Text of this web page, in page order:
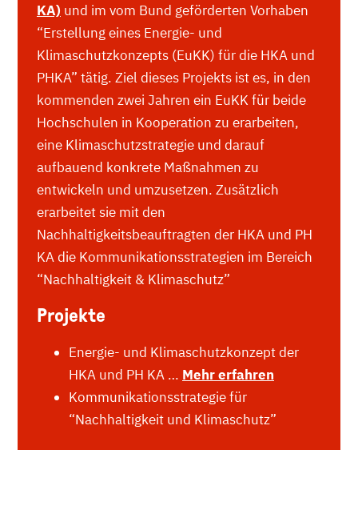
KA) und im vom Bund geförderten Vorhaben
“Erstellung eines Energie- und
Klimaschutzkonzepts (EuKK) für die HKA und
PHKA” tätig. Ziel dieses Projekts ist es, in den
kommenden zwei Jahren ein EuKK für beide
Hochschulen in Kooperation zu erarbeiten,
eine Klimaschutzstrategie und darauf
aufbauend konkrete Maßnahmen zu
entwickeln und umzusetzen. Zusätzlich
erarbeitet sie mit den
Nachhaltigkeitsbeauftragten der HKA und PH
KA die Kommunikationsstrategien im Bereich
“Nachhaltigkeit & Klimaschutz”
Projekte
Energie- und Klimaschutzkonzept der
HKA und PH KA … Mehr erfahren
Kommunikationsstrategie für
“Nachhaltigkeit und Klimaschutz”